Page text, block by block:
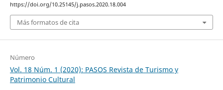
https://doi.org/10.25145/j.pasos.2020.18.004
Más formatos de cita
Número
Vol. 18 Núm. 1 (2020): PASOS Revista de Turismo y
Patrimonio Cultural